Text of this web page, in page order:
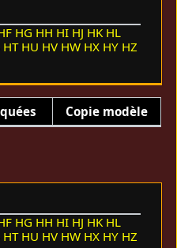
HG HH HI HJ HK HL
HT HU HV HW HX HY HZ
Copie modèle
HG HH HI HJ HK HL
HT HU HV HW HX HY HZ